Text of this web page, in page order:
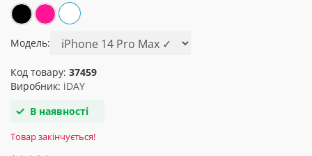
Модель:
Код товару: 37459
Виробник: iDAY
В наявності
Товар закінчується!